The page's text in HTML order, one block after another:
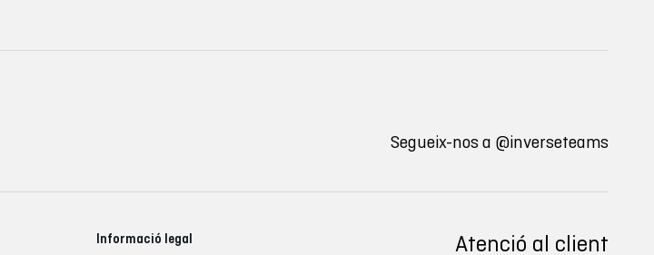
Segueix-nos a @inverseteams
Informació legal Atenció al client